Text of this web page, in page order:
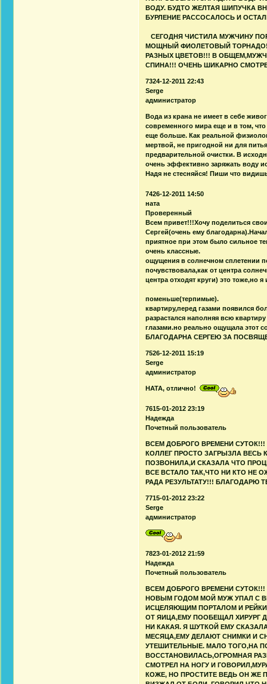
ВОДУ. БУДТО ЖЕЛТАЯ ШИПУЧКА
БУРЛЕНИЕ РАССОСАЛОСЬ И
СЕГОДНЯ ЧИСТИЛА МУЖЧИНУ
МОЩНЫЙ ФИОЛЕТОВЫЙ
РАЗНЫХ ЦВЕТОВ!!! В
СПИНА!!! ОЧЕНЬ ШИКАРНО
7324-12-2011 22:43
Serge
администратор
Вода из крана не имеет в себе
современного мира еще и в том, что
еще больше. Как реальной
мертвой, не пригодной ни для
предварительной очистки. В
очень эффективно заряжать воду
Надя не стесняйся! Пиши что
7426-12-2011 14:50
ната
Проверенный
Всем привет!!!Хочу поделиться
Сергей(очень ему
приятное при этом было сильное
очень классные. На
ощущения в солнечном сплетении
почувствовала,как от центра
центра отходят круги) это
квартиру,перед газами появился
разрастался наполняя всю
глазами.но реально
БЛАГОДАРНА СЕРГЕЮ ЗА
7526-12-2011 15:19
Serge
администратор
НАТА, отлично!
7615-01-2012 23:19
Надежда
Почетный пользователь
ВСЕМ ДОБРОГО ВРЕМЕНИ
КОЛЛЕГ ПРОСТО ЗАГРЫЗЛА ВЕСЬ
ПОЗВОНИЛА,И СКАЗАЛА ЧТО
ВСЕ ВСТАЛО ТАК,ЧТО НИ КТО НЕ
РАДА РЕЗУЛЬТАТУ!!! БЛАГОДАРЮ
7715-01-2012 23:22
Serge
администратор
7823-01-2012 21:59
Надежда
Почетный пользователь
ВСЕМ ДОБРОГО ВРЕМЕНИ
НОВЫМ ГОДОМ МОЙ МУЖ УПАЛ С
ИСЦЕЛЯЮЩИМ ПОРТАЛОМ И
ОТ ЯИЦА,ЕМУ ПООБЕЩАЛ ХИРУРГ
НИ КАКАЯ. Я ШУТКОЙ ЕМУ
МЕСЯЦА,ЕМУ ДЕЛАЮТ СНИМКИ И
УТЕШИТЕЛЬНЫЕ. МАЛО ТОГО,НА
ВОССТАНОВИЛАСЬ,ОГРОМНАЯ
СМОТРЕЛ НА НОГУ И
КОЖЕ, НО ПРОСТИТЕ ВЕДЬ ОН ЖЕ